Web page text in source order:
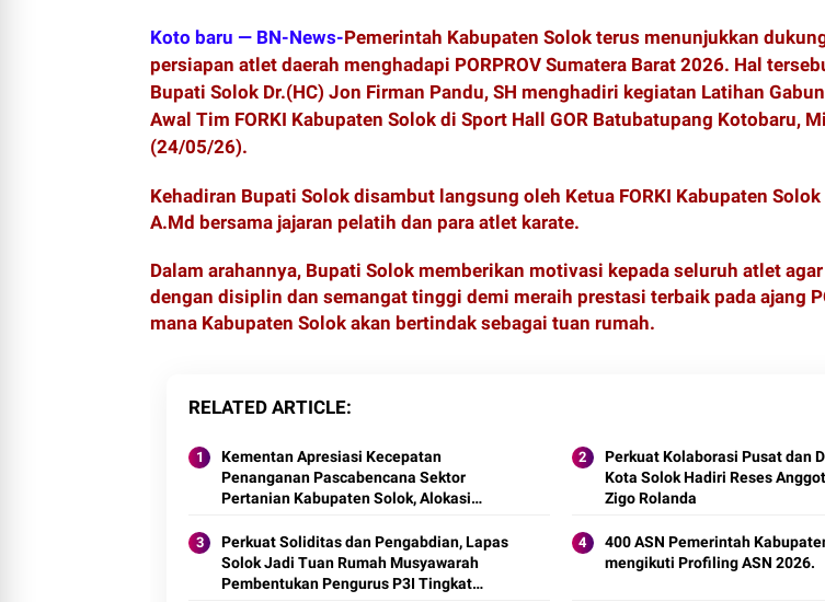
Koto baru — BN-News-Pemerintah Kabupaten Solok terus menunjukkan
persiapan atlet daerah menghadapi PORPROV Sumatera Barat 2026. Hal
Bupati Solok Dr.(HC) Jon Firman Pandu, SH menghadiri kegiatan Latihan
Awal Tim FORKI Kabupaten Solok di Sport Hall GOR Batubatupang Kotobaru,
(24/05/26).
Kehadiran Bupati Solok disambut langsung oleh Ketua FORKI Kabupaten
A.Md bersama jajaran pelatih dan para atlet karate.
Dalam arahannya, Bupati Solok memberikan motivasi kepada seluruh atlet
dengan disiplin dan semangat tinggi demi meraih prestasi terbaik pada ajang
mana Kabupaten Solok akan bertindak sebagai tuan rumah.
RELATED ARTICLE
Kementan Apresiasi Kecepatan
Penanganan Pascabencana Sektor
Pertanian Kabupaten Solok, Alokasi
Unit.
Perkuat Kolaborasi Pusat dan
Kota Solok Hadiri Reses
Zigo Rolanda
Perkuat Soliditas dan Pengabdian, Lapas
Solok Jadi Tuan Rumah Musyawarah
Pembentukan Pengurus P3I Tingkat
400 ASN Pemerintah
mengikuti Profiling ASN 2026.